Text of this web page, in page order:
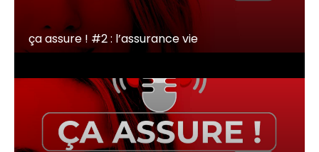
ça assure ! #2 : l’assurance vie